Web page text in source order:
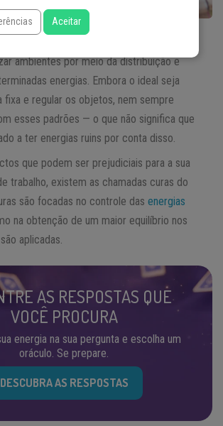
ambientes por meio da distribuição e
energias. Embora o ideal seja
fixa e regular os objetos, nem sempre
esses padrões — o que não significa que
a ter energias ruins por conta disso.
que podem ser prejudiciais para a sua
trabalho, existem as chamadas curas do
são focadas no controle das energias
na obtenção de um maior equilíbrio nos
aplicadas.
AS RESPOSTAS QUE
VOCÊ PROCURA
energia na sua pergunta e escolha um
oráculo. Se prepare.
DESCUBRA AS RESPOSTAS
Aceitar